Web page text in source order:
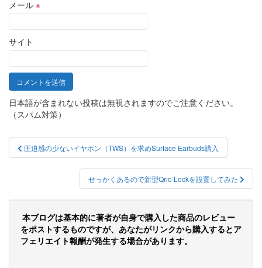
メール ※
サイト
日本語が含まれない投稿は無視されますのでご注意ください。
（スパム対策）
投
稿
ビ
ゲ
ー
圧迫感の少ないイヤホン（TWS）を求めSurface Earbuds購入
せっかくあるので新型Qrio Lockを設置してみた
本ブログは基本的に著者が自身で購入した商品のレビュー
をポストするものですが、あなたがリンクから購入するとア
フェリエイト報酬が発生する場合があります。